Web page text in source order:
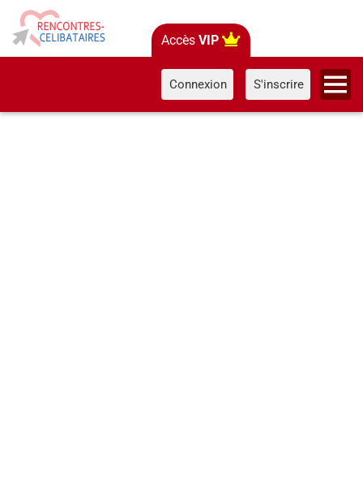
Accès VIP
Connexion S'inscrire